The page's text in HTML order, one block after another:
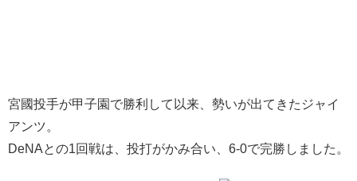
宮國投手が甲子園で勝利して以来、勢いが出てきたジャイ
アンツ。
DeNAとの1回戦は、投打がかみ合い、6-0で完勝しました。